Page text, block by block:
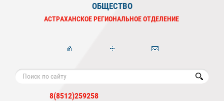
ОБЩЕСТВО
АСТРАХАНСКОЕ РЕГИОНАЛЬНОЕ ОТДЕЛЕНИЕ
8(8512)259258